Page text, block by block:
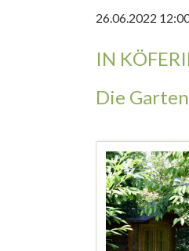
26.06.2022
IN
Die